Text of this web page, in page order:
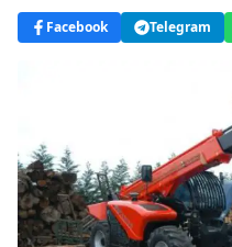
Facebook Telegram